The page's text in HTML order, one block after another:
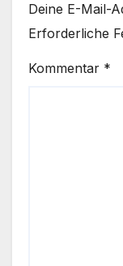
Deine E-Mail-
Erforderliche
Kommentar *